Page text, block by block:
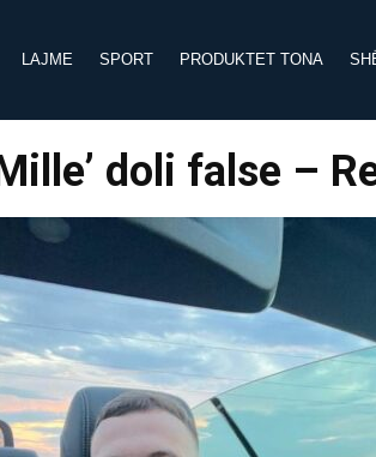
LAJME SPORT PRODUKTET TONA
doli false –